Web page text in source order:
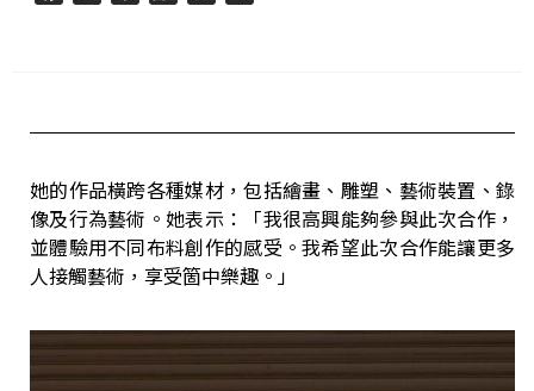
她的作品橫跨各種媒材，包括繪畫、雕塑、藝術裝置、錄
像及行為藝術。她表示：「我很高興能夠參與此次合作，
並體驗用不同布料創作的感受。我希望此次合作能讓更多
人接觸藝術，享受箇中樂趣。」